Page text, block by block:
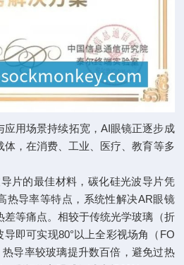
用场景持续拓宽，AI眼镜正逐步成
体，在消费、工业、医疗、教育等多
的最佳材料，碳化硅光波导片凭
热导率等特点，系统性解决AR眼镜
差等痛点。相较于传统光学玻璃（折
即可实现80°以上全彩视场角（FO
导率较玻璃提升数百倍，避免过热